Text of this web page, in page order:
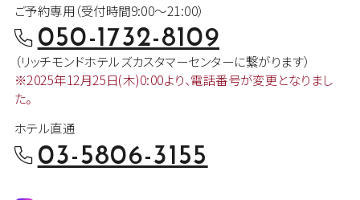
ご予約専用（受付時間9:00～21:00）
050-1732-8109
（リッチモンドホテルズカスタマーセンターに繋がります）
※2025年12月25日(木)0:00より、電話番号が変更となりまし
た。
ホテル直通
03-5806-3155